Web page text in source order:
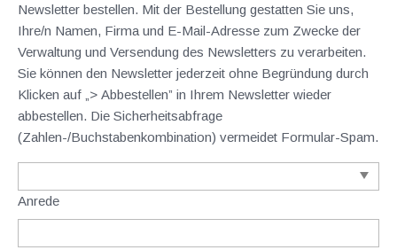
Newsletter bestellen. Mit der Bestellung gestatten Sie uns,
Ihre/n Namen, Firma und E-Mail-Adresse zum Zwecke der
Verwaltung und Versendung des Newsletters zu verarbeiten.
Sie können den Newsletter jederzeit ohne Begründung durch
Klicken auf „> Abbestellen” in Ihrem Newsletter wieder
abbestellen. Die Sicherheitsabfrage
(Zahlen-/Buchstabenkombination) vermeidet Formular-Spam.
Anrede